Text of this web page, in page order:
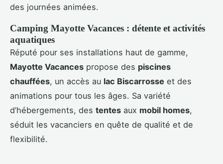
des journées animées.
Camping Mayotte Vacances : détente et activités
aquatiques
Réputé pour ses installations haut de gamme,
Mayotte Vacances propose des piscines
chauffées, un accès au lac Biscarrosse et des
animations pour tous les âges. Sa variété
d’hébergements, des tentes aux mobil homes,
séduit les vacanciers en quête de qualité et de
flexibilité.